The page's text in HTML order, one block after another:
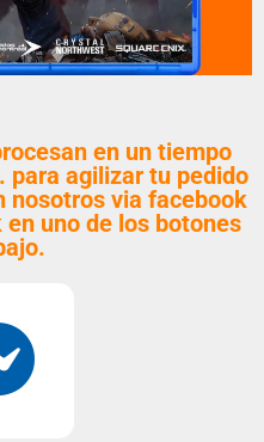
en un tiempo
para agilizar tu pedido
nosotros via facebook
uno de los botones